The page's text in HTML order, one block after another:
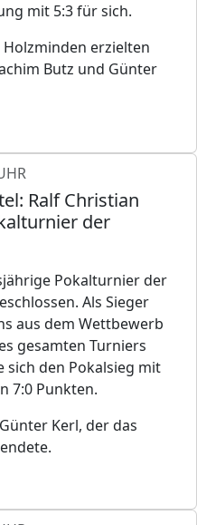
mit 5:3 für sich.
Holzminden erzielten
Butz und Günter
Ralf Christian
der
Pokalturnier der
Als Sieger
aus dem Wettbewerb
gesamten Turniers
sich den Pokalsieg mit
7:0 Punkten.
Kerl, der das